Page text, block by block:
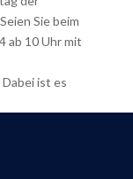
Sie beim
ab 10 Uhr mit
ist es